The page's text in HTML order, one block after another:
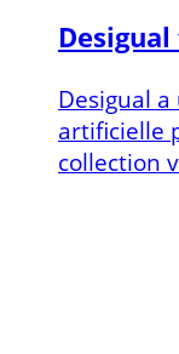
Desigual
artificielle
collection